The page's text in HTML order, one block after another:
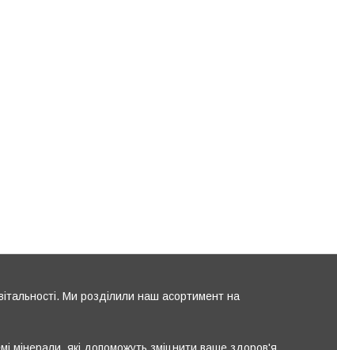
Ми розділили наш асортимент на
мінерали, які допоможуть зміцнити ваше здоров'я.